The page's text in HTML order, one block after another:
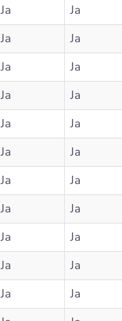
Ja
Ja
Ja
Ja
Ja
Ja
Ja
Ja
Ja
Ja
Ja
Ja
Ja
Ja
Ja
Ja
Ja
Ja
Ja
Ja
Ja
Ja